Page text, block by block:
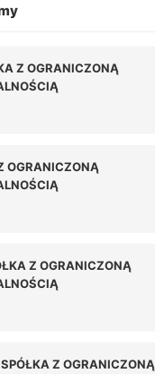
Z OGRANICZONĄ
OGRANICZONĄ
Z OGRANICZONĄ
Z OGRANICZONĄ